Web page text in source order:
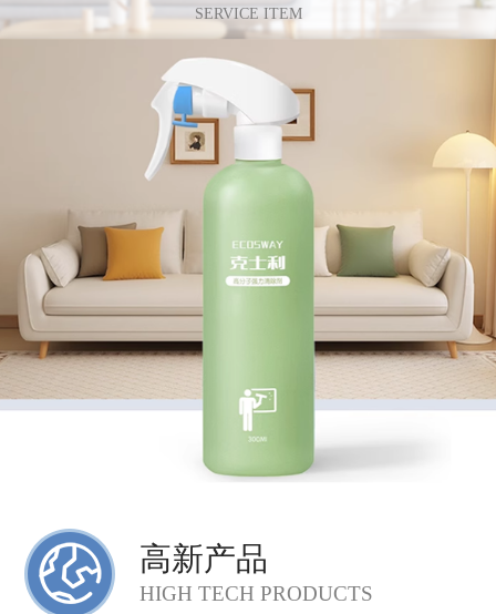
SERVICE ITEM
高新产品
HIGH TECH PRODUCTS